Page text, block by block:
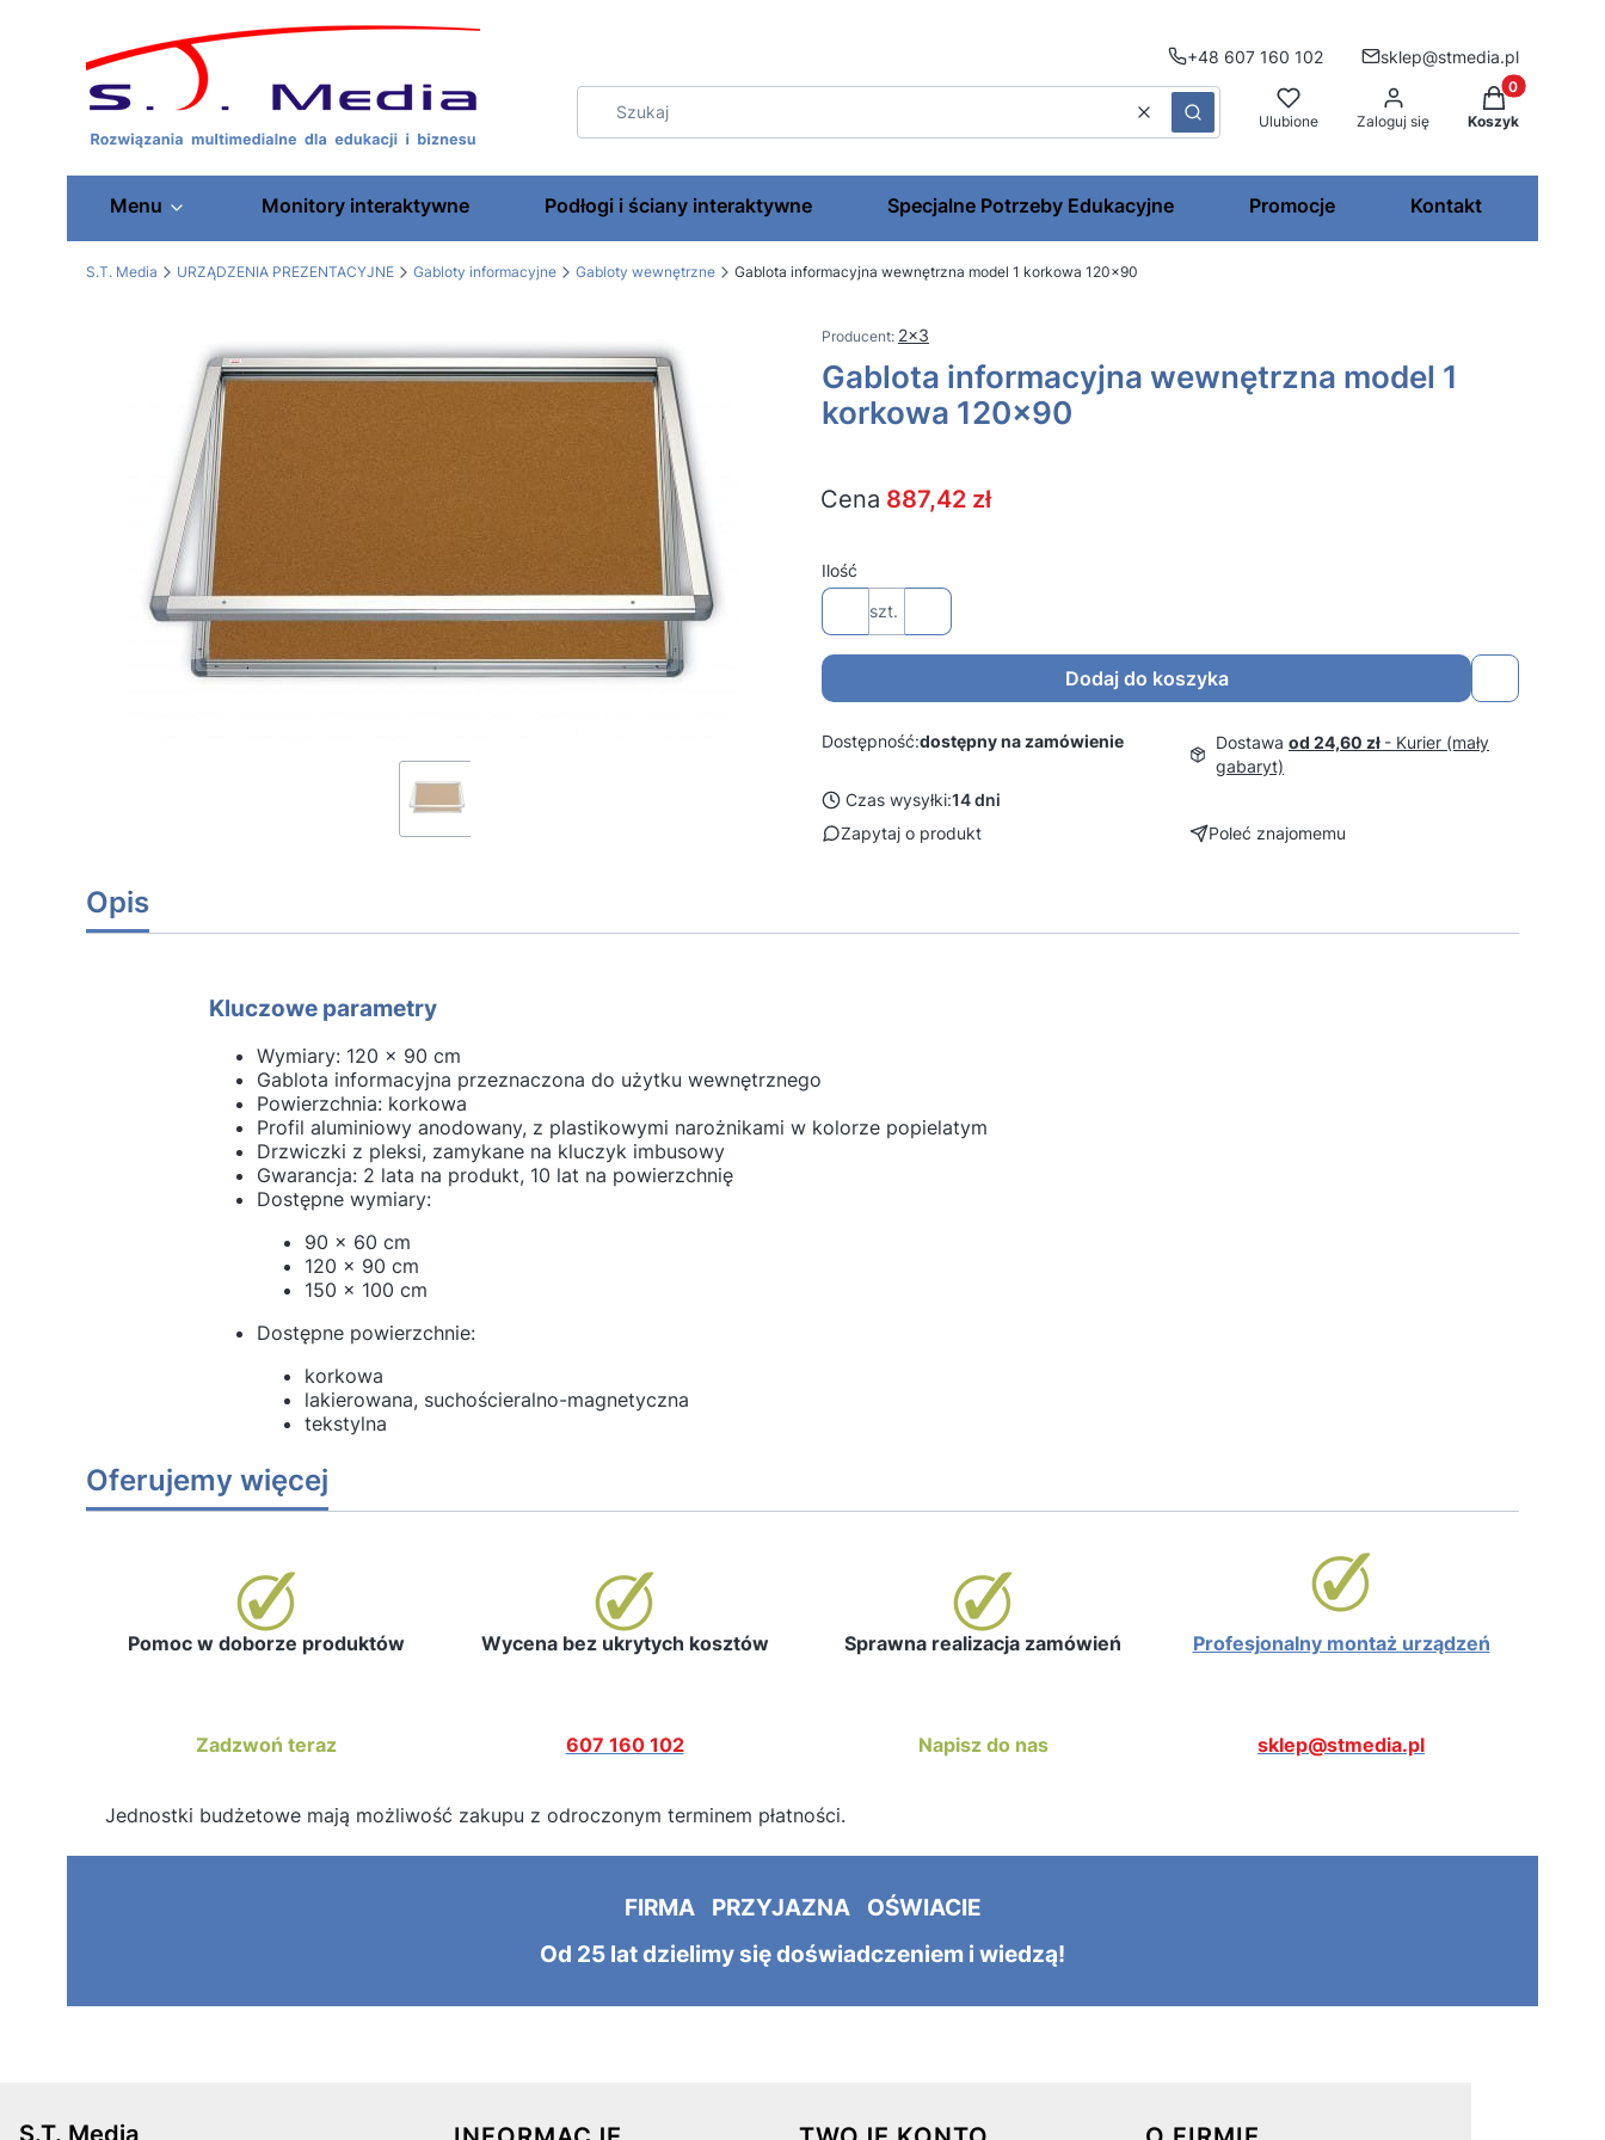
+48 607 160 102 sklep@stmedia.pl
WyczyśćSzukaj Ulubione Zaloguj się
Produkty w
Koszyk
Menu Monitory interaktywne Podłogi i ściany interaktywne Specjalne Potrzeby Edukacyjne Promocje Kontakt
S.T. Media URZĄDZENIA PREZENTACYJNE Gabloty informacyjne Gabloty wewnętrzne Gablota informacyjna wewnętrzna model 1 korkowa 120x90
2x3
Gablota informacyjna wewnętrzna model 1
korkowa 120x90
Cena 887,42 zł
Ilość
szt.
Dodaj do koszyka
Dostępność:dostępny na zamówienie Dostawaod 24,60 zł - Kurier (mały
gabaryt)
Czas wysyłki:14 dni
Zapytaj o produkt
Poleć znajomemu
Opis
Kluczowe parametry
Wymiary: 120 x 90 cm
Gablota informacyjna przeznaczona do użytku wewnętrznego
Powierzchnia: korkowa
Profil aluminiowy anodowany, z plastikowymi narożnikami w kolorze popielatym
Drzwiczki z pleksi, zamykane na kluczyk imbusowy
Gwarancja: 2 lata na produkt, 10 lat na powierzchnię
Dostępne wymiary:
90 x 60 cm
120 x 90 cm
150 x 100 cm
Dostępne powierzchnie:
korkowa
lakierowana, suchościeralno-magnetyczna
tekstylna
Oferujemy więcej
Pomoc w doborze produktów Wycena bez ukrytych kosztów Sprawna realizacja zamówień Profesjonalny montaż urządzeń
Zadzwoń teraz 607 160 102 Napisz do nas sklep@stmedia.pl
Jednostki budżetowe mają możliwość zakupu z odroczonym terminem płatności.
FIRMA PRZYJAZNA OŚWIACIE
Od 25 lat dzielimy się doświadczeniem i wiedzą!